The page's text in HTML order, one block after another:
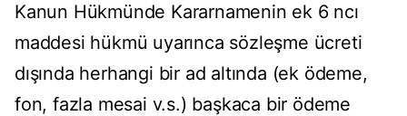
Kanun Hükmünde Kararnamenin ek 6 ncı
maddesi hükmü uyarınca sözleşme ücreti
dışında herhangi bir ad altında (ek ödeme,
fon, fazla mesai v.s.) başkaca bir ödeme